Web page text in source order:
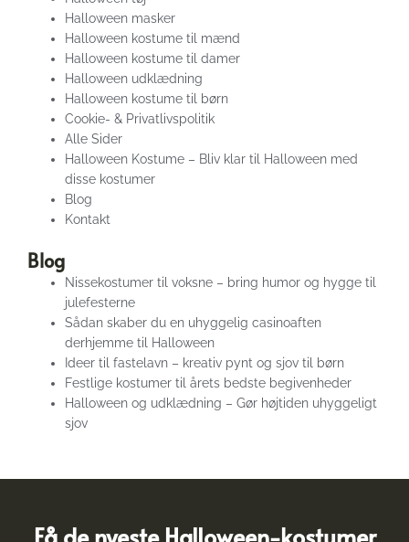
Halloween masker
Halloween kostume til mænd
Halloween kostume til damer
Halloween udklædning
Halloween kostume til børn
Cookie- & Privatlivspolitik
Alle Sider
Halloween Kostume – Bliv klar til Halloween med
disse kostumer
Blog
Kontakt
Blog
Nissekostumer til voksne – bring humor og hygge til
julefesterne
Sådan skaber du en uhyggelig casinoaften
derhjemme til Halloween
Ideer til fastelavn – kreativ pynt og sjov til børn
Festlige kostumer til årets bedste begivenheder
Halloween og udklædning – Gør højtiden uhyggeligt
sjov